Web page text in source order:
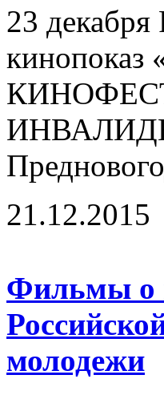
23
21.12.2015
Фильмы о
молодежи